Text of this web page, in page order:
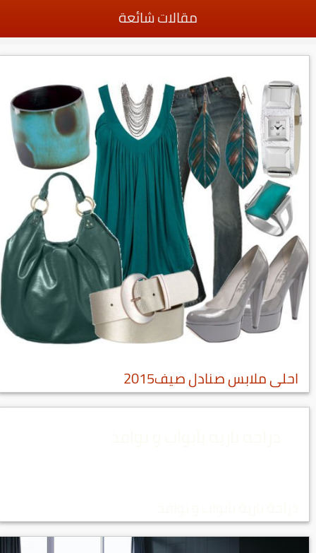
مقالات شائعة
احلى ملابس صنادل صيف2015